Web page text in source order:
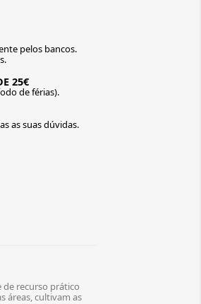
pelos bancos.
25€
de férias).
as suas dúvidas.
de recurso prático
áreas, cultivam as